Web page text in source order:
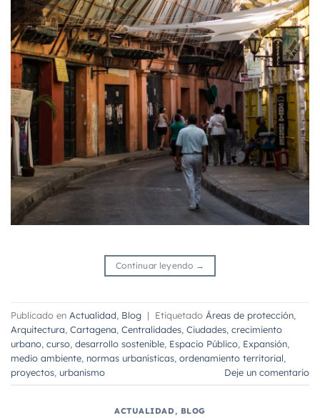
Continuar leyendo →
Publicado en Actualidad Blog | Etiquetado Áreas de protección
Arquitectura Cartagena Centralidades Ciudades crecimiento
urbano curso desarrollo sostenible Espacio Público Expansión
medio ambiente normas urbanísticas ordenamiento territorial
proyectos urbanismo Deje un comentario
ACTUALIDAD, BLOG